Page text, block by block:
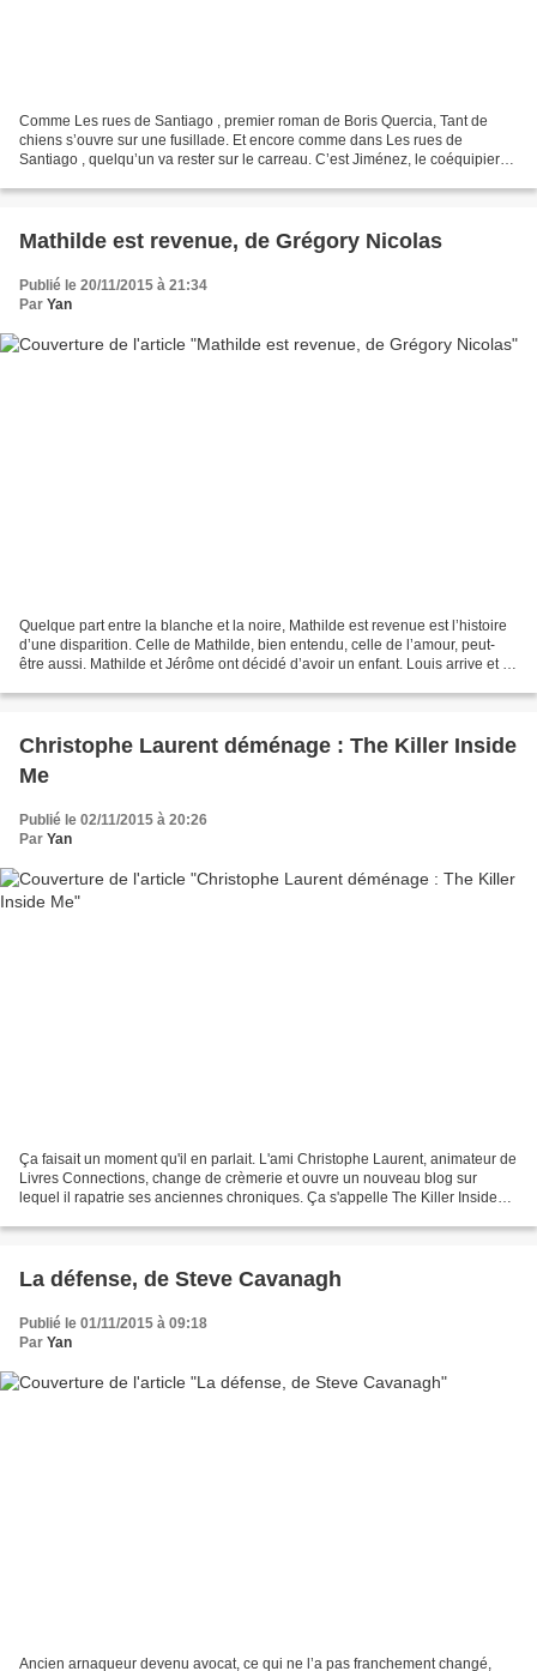
Comme Les rues de Santiago , premier roman de Boris Quercia, Tant de
chiens s’ouvre sur une fusillade. Et encore comme dans Les rues de
Santiago , quelqu’un va rester sur le carreau. C’est Jiménez, le coéquipier
Mathilde est revenue, de Grégory Nicolas
Publié le 20/11/2015 à 21:34
Par Yan
Quelque part entre la blanche et la noire, Mathilde est revenue est l’histoire
d’une disparition. Celle de Mathilde, bien entendu, celle de l’amour, peut-
être aussi. Mathilde et Jérôme ont décidé d’avoir un enfant. Louis arrive et il
Christophe Laurent déménage : The Killer Inside
Me
Publié le 02/11/2015 à 20:26
Par Yan
Ça faisait un moment qu'il en parlait. L'ami Christophe Laurent, animateur de
Livres Connections, change de crèmerie et ouvre un nouveau blog sur
lequel il rapatrie ses anciennes chroniques. Ça s'appelle The Killer Inside
La défense, de Steve Cavanagh
Publié le 01/11/2015 à 09:18
Par Yan
Ancien arnaqueur devenu avocat, ce qui ne l’a pas franchement changé,